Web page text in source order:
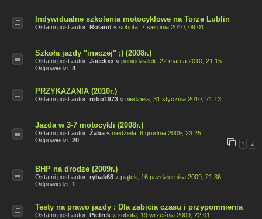
Indywidualne szkolenia motocyklowe na Torze Lublin
Ostatni post autor: Roland « sobota, 7 sierpnia 2010, 09:01
Szkoła jazdy "inaczej" ;) (2008r.)
Ostatni post autor: Jacekxx « poniedziałek, 22 marca 2010, 21:15
Odpowiedzi: 4
PRZYKAZANIA (2010r.)
Ostatni post autor: robo1973 « niedziela, 31 stycznia 2010, 21:13
Jazda w 3-7 motocykli (2008r.)
Ostatni post autor: Żaba « niedziela, 6 grudnia 2009, 23:25
Odpowiedzi: 20 1 2
BHP na drodze (2009r.)
Ostatni post autor: rybak68 « piątek, 16 października 2009, 21:36
Odpowiedzi: 1
Testy na prawo jazdy : Dla zabicia czasu i przypomnienia
Ostatni post autor: Pietrek « sobota, 19 września 2009, 22:01